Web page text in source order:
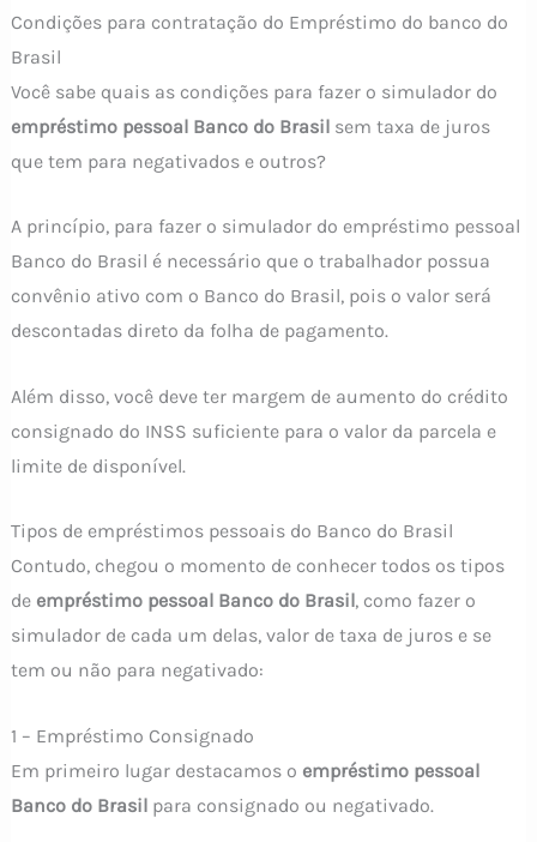
Condições para contratação do Empréstimo do banco do
Brasil
Você sabe quais as condições para fazer o simulador do
empréstimo pessoal Banco do Brasilsem taxa de juros
que tem para negativados e outros?
A princípio, para fazer o simulador do empréstimo pessoal
Banco do Brasil é necessário que o trabalhador possua
convênio ativo com o Banco do Brasil, pois o valor será
descontadas direto da folha de pagamento.
Além disso, você deve ter margem de aumento do crédito
consignado do INSS suficiente para o valor da parcela e
limite de disponível.
Tipos de empréstimos pessoais do Banco do Brasil
Contudo, chegou o momento de conhecer todos os tipos
de empréstimo pessoal Banco do Brasil, como fazer o
simulador de cada um delas, valor de taxa de juros e se
tem ou não para negativado:
1 – Empréstimo Consignado
Em primeiro lugar destacamos o empréstimo pessoal
Banco do Brasil para consignado ou negativado.